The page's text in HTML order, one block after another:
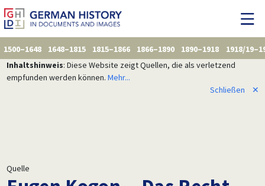
1500–1648 1648–1815 1815–1866 1866–1890 1890–1918
1918/
Inhaltshinweis: Diese Website zeigt Quellen, die als verletzend
empfunden werden können. Mehr...
Schließen
✕
Quelle